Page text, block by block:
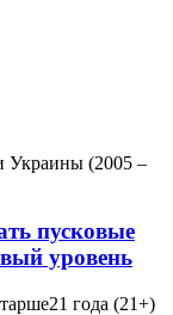
Украины (2005 –
пусковые
уровень
21 года (21+)